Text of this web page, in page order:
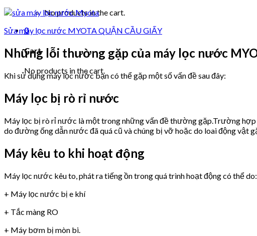
No products in the cart.
0
Cart
No products in the cart.
Sửa máy lọc nước MYOTA QUẬN CẦU GIẤY
Những lỗi thường gặp của máy lọc nước
Khi sử dụng máy lọc nước bạn có thể gặp một số vấn đề sau đây:
Máy lọc bị rò rỉ nước
Máy lọc bị rò rỉ nước là một trong những vấn đề thường gặp.Trường
do đường ống dẫn nước đã quá cũ và chúng bị vỡ hoặc do loai động vật
Máy kêu to khi hoạt động
Máy lọc nước kêu to, phát ra tiếng ồn trong quá trình hoạt động có thể do:
+ Máy lọc nước bị e khí
+ Tắc màng RO
+ Máy bơm bị mòn bi.